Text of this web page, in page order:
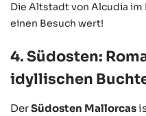
Die Altstadt von Alcudia
einen Besuch wert!
4. Südosten:
idyllischen
DerSüdosten Mallorcas